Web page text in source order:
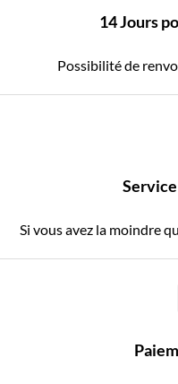
14 Jours
Possibilité de
Si vous avez la moindre